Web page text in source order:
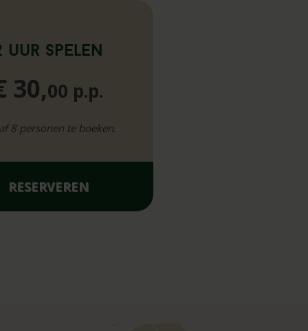
uur spelen
30,00 p.p.
8 personen te boeken.
RESERVEREN